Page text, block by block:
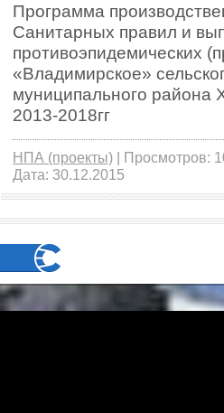
Программа
Санитарных правил и
противоэпидемических
«Владимирское»
муниципального района
2013-2018гг
НПА (проекты) | Просмотров:
Дата: 30.12.2015